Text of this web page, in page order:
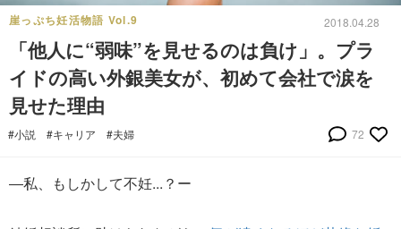
崖っぷち妊活物語 Vol.9 2018.04.28
「他人に“弱味”を見せるのは負け」。プラ
イドの高い外銀美女が、初めて会社で涙を
見せた理由
#小説 #キャリア #夫婦 72
―私、もしかして不妊...？ー